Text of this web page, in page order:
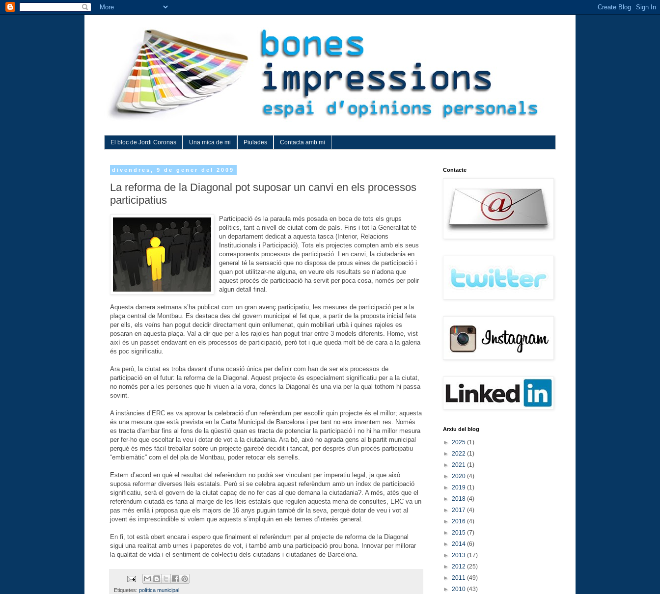
El bloc de Jordi Coronas Una mica de mi Piulades Contacta amb mi
divendres, 9 de gener del 2009
La reforma de la Diagonal pot suposar un canvi en els processos
participatius
Participació és la paraula més posada en boca de tots els grups
polítics, tant a nivell de ciutat com de país. Fins i tot la Generalitat té
un departament dedicat a aquesta tasca (Interior, Relacions
Institucionals i Participació). Tots els projectes compten amb els seus
corresponents processos de participació. I en canvi, la ciutadania en
general té la sensació que no disposa de prous eines de participació i
quan pot utilitzar-ne alguna, en veure els resultats se n’adona que
aquest procés de participació ha servit per poca cosa, només per polir
algun detall final.
Aquesta darrera setmana s’ha publicat com un gran avenç participatiu, les mesures de participació per a la
plaça central de Montbau. Es destaca des del govern municipal el fet que, a partir de la proposta inicial feta
per ells, els veïns han pogut decidir directament quin enllumenat, quin mobiliari urbà i quines rajoles es
posaran en aquesta plaça. Val a dir que per a les rajoles han pogut triar entre 3 models diferents. Home, vist
així és un passet endavant en els processos de participació, però tot i que queda molt bé de cara a la galeria
és poc significatiu.
Ara però, la ciutat es troba davant d’una ocasió única per definir com han de ser els processos de
participació en el futur: la reforma de la Diagonal. Aquest projecte és especialment significatiu per a la ciutat,
no només per a les persones que hi viuen a la vora, doncs la Diagonal és una via per la qual tothom hi passa
sovint.
A instàncies d’ERC es va aprovar la celebració d’un referèndum per escollir quin projecte és el millor; aquesta
és una mesura que està prevista en la Carta Municipal de Barcelona i per tant no ens inventem res. Només
es tracta d’arribar fins al fons de la qüestió quan es tracta de potenciar la participació i no hi ha millor mesura
per fer-ho que escoltar la veu i dotar de vot a la ciutadania. Ara bé, això no agrada gens al bipartit municipal
perquè és més fàcil treballar sobre un projecte gairebé decidit i tancat, per després d’un procés participatiu
“emblemàtic” com el del pla de Montbau, poder retocar els serrells.
Estem d’acord en què el resultat del referèndum no podrà ser vinculant per imperatiu legal, ja que això
suposa reformar diverses lleis estatals. Però si se celebra aquest referèndum amb un índex de participació
significatiu, serà el govern de la ciutat capaç de no fer cas al que demana la ciutadania?. A més, atès que el
referèndum ciutadà es faria al marge de les lleis estatals que regulen aquesta mena de consultes, ERC va un
pas més enllà i proposa que els majors de 16 anys puguin també dir la seva, perquè dotar de veu i vot al
jovent és imprescindible si volem que aquests s’impliquin en els temes d’interès general.
En fi, tot està obert encara i espero que finalment el referèndum per al projecte de reforma de la Diagonal
sigui una realitat amb urnes i paperetes de vot, i també amb una participació prou bona. Innovar per millorar
la qualitat de vida i el sentiment de col•lectiu dels ciutadans i ciutadanes de Barcelona.
Etiquetes: política municipal
Contacte
Arxiu del blog
► 2025 (1)
► 2022 (1)
► 2021 (1)
► 2020 (4)
► 2019 (1)
► 2018 (4)
► 2017 (4)
► 2016 (4)
► 2015 (7)
► 2014 (6)
► 2013 (17)
► 2012 (25)
► 2011 (49)
► 2010 (43)